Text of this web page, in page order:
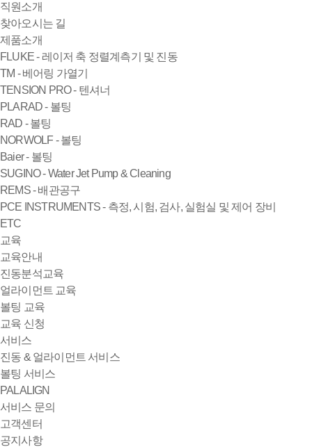
직원소개
찾아오시는 길
제품소개
FLUKE - 레이저 축 정렬계측기 및 진동
TM - 베어링 가열기
TENSION PRO - 텐셔너
PLARAD - 볼팅
RAD - 볼팅
NORWOLF - 볼팅
Baier - 볼팅
SUGINO - Water Jet Pump & Cleaning
REMS - 배관공구
PCE INSTRUMENTS - 측정, 시험, 검사, 실험실 및 제어 장비
ETC
교육
교육안내
진동분석교육
얼라이먼트 교육
볼팅 교육
교육 신청
서비스
진동 & 얼라이먼트 서비스
볼팅 서비스
PALALIGN
서비스 문의
고객센터
공지사항